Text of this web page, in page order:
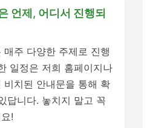
언제, 어디서 진행되
매주 다양한 주제로 진행
일정은 저희 홈페이지나
비치된 안내문을 통해 확
답니다. 놓치지 말고 꼭
!